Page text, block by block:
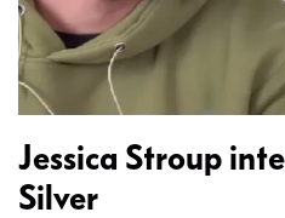
Jessica Stroup
Silver